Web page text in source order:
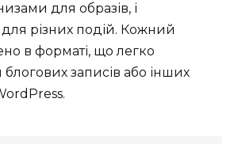
для образів, і
різних подій. Кожний
в форматі, що легко
записів або інших